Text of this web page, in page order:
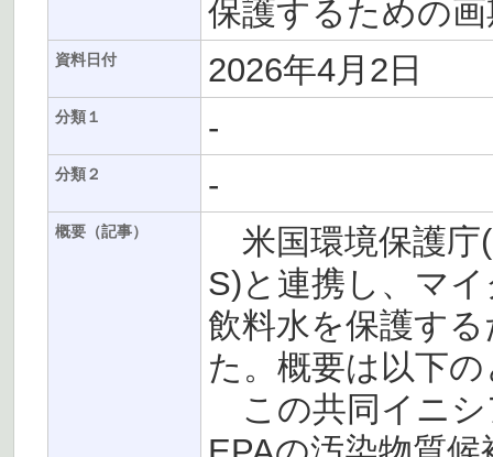
保護するための
資料日付 2026年4月2日
分類１ -
分類２ -
概要（記事）
米国環境保護庁
S)と連携し、マ
飲料水を保護す
た。概要は以下
この共同イニシ